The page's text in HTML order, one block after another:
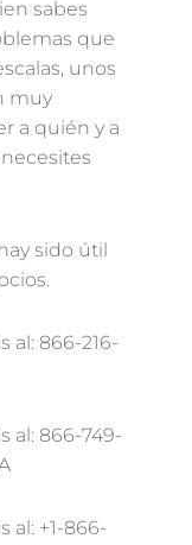
sabes
que
unos
muy
a quién y a
sido útil
al: 866-216-
al: 866-749-
al: +1-866-